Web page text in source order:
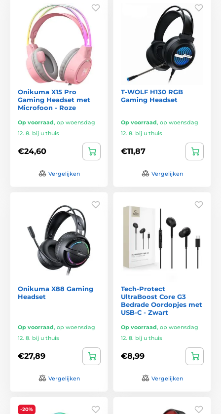
Onikuma X15 Pro
Gaming Headset met
Microfoon - Roze
Op voorraad, op woensdag
12. 8. bij u thuis
€24,60
Vergelijken
T-WOLF H130 RGB
Gaming Headset
Op voorraad, op woensdag
12. 8. bij u thuis
€11,87
Vergelijken
Onikuma X88 Gaming
Headset
Op voorraad, op woensdag
12. 8. bij u thuis
€27,89
Vergelijken
Tech-Protect
UltraBoost Core G3
Bedrade Oordopjes met
USB-C - Zwart
Op voorraad, op woensdag
12. 8. bij u thuis
€8,99
Vergelijken
-20%